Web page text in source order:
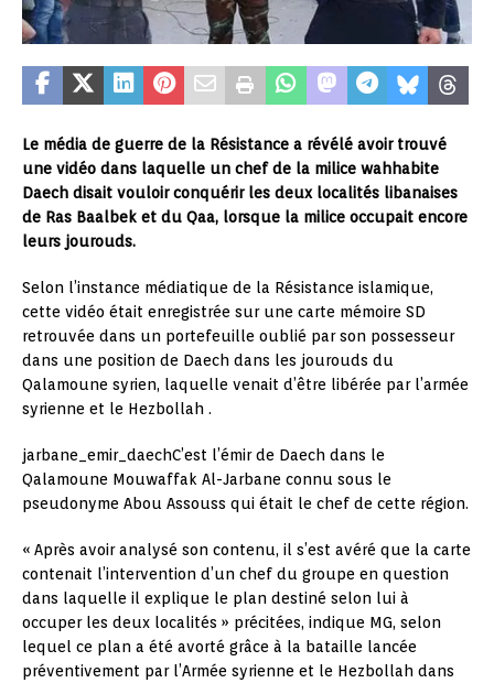
Le média de guerre de la Résistance a révélé avoir trouvé
une vidéo dans laquelle un chef de la milice wahhabite
Daech disait vouloir conquérir les deux localités libanaises
de Ras Baalbek et du Qaa, lorsque la milice occupait encore
leurs jourouds.
Selon l’instance médiatique de la Résistance islamique,
cette vidéo était enregistrée sur une carte mémoire SD
retrouvée dans un portefeuille oublié par son possesseur
dans une position de Daech dans les jourouds du
Qalamoune syrien, laquelle venait d’être libérée par l’armée
syrienne et le Hezbollah .
jarbane_emir_daechC’est l’émir de Daech dans le
Qalamoune Mouwaffak Al-Jarbane connu sous le
pseudonyme Abou Assouss qui était le chef de cette région.
« Après avoir analysé son contenu, il s’est avéré que la carte
contenait l’intervention d’un chef du groupe en question
dans laquelle il explique le plan destiné selon lui à
occuper les deux localités » précitées, indique MG, selon
lequel ce plan a été avorté grâce à la bataille lancée
préventivement par l’Armée syrienne et le Hezbollah dans